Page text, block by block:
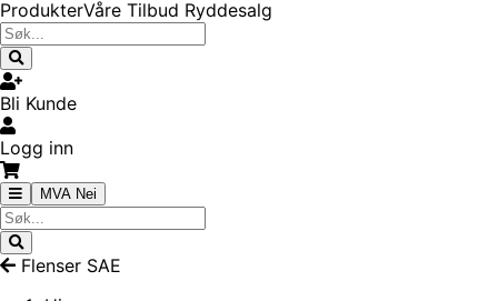
ProdukterVåre Tilbud Ryddesalg
Bli Kunde
Logg inn
MVA Nei
Flenser SAE